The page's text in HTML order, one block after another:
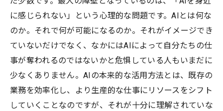
に感じられない」という心理的な問題です。AIとは何な
のか。それで何が可能になるのか。それがイメージでき
ていないだけでなく、なかにはAIによって自分たちの仕
事が奪われるのではないかと危惧している人もいまだに
少なくありません。AIの本来的な活用方法とは、既存の
業務を効率化し、より生産的な仕事にリソースをシフト
していくことなのですが、それが十分に理解されていな